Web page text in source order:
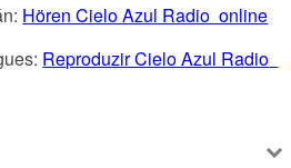
Hören Cielo Azul Radio  online
Reproduzir Cielo Azul Radio